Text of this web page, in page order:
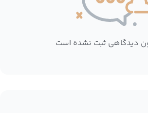
دیدگاهی ثبت نشده است